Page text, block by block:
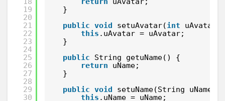
19
20
21
22
23
24
25
26
27
28
29
30
}
public void setuAvatar(int
this .uAvatar = uAvatar;
}
public
String getuName() {
return
uName;
}
public void
setuName(String uName) {
this .uName = uName;